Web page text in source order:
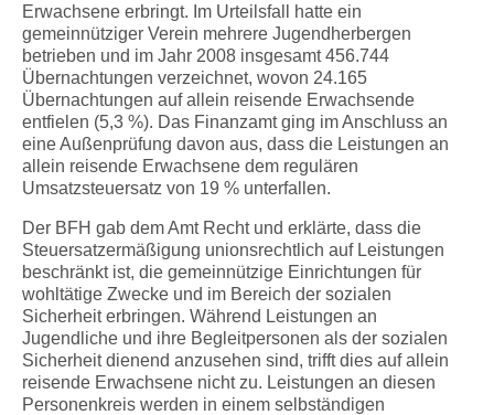
Erwachsene erbringt. Im Urteilsfall hatte ein
gemeinnütziger Verein mehrere Jugendherbergen
betrieben und im Jahr 2008 insgesamt 456.744
Übernachtungen verzeichnet, wovon 24.165
Übernachtungen auf allein reisende Erwachsende
entfielen (5,3 %). Das Finanzamt ging im Anschluss an
eine Außenprüfung davon aus, dass die Leistungen an
allein reisende Erwachsene dem regulären
Umsatzsteuersatz von 19 % unterfallen.
Der BFH gab dem Amt Recht und erklärte, dass die
Steuersatzermäßigung unionsrechtlich auf Leistungen
beschränkt ist, die gemeinnützige Einrichtungen für
wohltätige Zwecke und im Bereich der sozialen
Sicherheit erbringen. Während Leistungen an
Jugendliche und ihre Begleitpersonen als der sozialen
Sicherheit dienend anzusehen sind, trifft dies auf allein
reisende Erwachsene nicht zu. Leistungen an diesen
Personenkreis werden in einem selbständigen